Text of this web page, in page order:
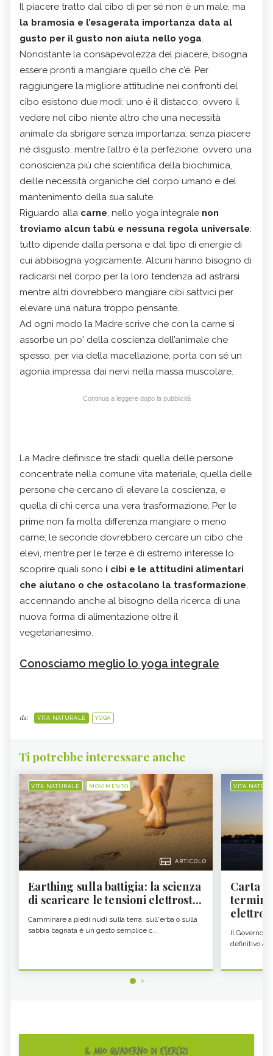
Il piacere tratto dal cibo di per sé non è un male, ma
la bramosia e l’esagerata importanza data al
gusto per il gusto non aiuta nello yoga.
Nonostante la consapevolezza del piacere, bisogna
essere pronti a mangiare quello che c’é. Per
raggiungere la migliore attitudine nei confronti del
cibo esistono due modi: uno è il distacco, ovvero il
vedere nel cibo niente altro che una necessità
animale da sbrigare senza importanza, senza piacere
né disgusto, mentre l’altro è la perfezione, ovvero una
conoscienza più che scientifica della biochimica,
deille necessità organiche del corpo umano e del
mantenimento della sua salute.
Riguardo alla carne, nello yoga integrale non
troviamo alcun tabù e nessuna regola universale:
tutto dipende dalla persona e dal tipo di energie di
cui abbisogna yogicamente. Alcuni hanno bisogno di
radicarsi nel corpo per la loro tendenza ad astrarsi
mentre altri dovrebbero mangiare cibi sattvici per
elevare una natura troppo pensante.
Ad ogni modo la Madre scrive che con la carne si
assorbe un po' della coscienza dell’animale che
spesso, per via della macellazione, porta con sé un
agonia impressa dai nervi nella massa muscolare.
Continua a leggere dopo la pubblicità
La Madre definisce tre stadi: quella delle persone
concentrate nella comune vita materiale, quella delle
persone che cercano di elevare la coscienza, e
quella di chi cerca una vera trasformazione. Per le
prime non fa molta differenza mangiare o meno
carne; le seconde dovrebbero cercare un cibo che
elevi, mentre per le terze è di estremo interesse lo
scoprire quali sono i cibi e le attitudini alimentari
che aiutano o che ostacolano la trasformazione,
accennando anche al bisogno della ricerca di una
nuova forma di alimentazione oltre il
vegetarianesimo.
Conosciamo meglio lo yoga integrale
da: VITA NATURALE YOGA
Ti potrebbe interessare anche
VITA NATURALE MOVIMENTO
ARTICOLO
Earthing sulla battigia: la scienza
di scaricare le tensioni elettrost...
Camminare a piedi nudi sulla terra, sull'erba o sulla
sabbia bagnata è un gesto semplice c...
VITA
Carta
Il Governo
definitivo